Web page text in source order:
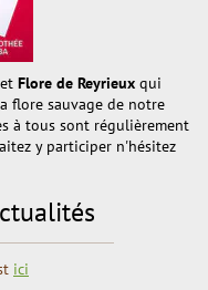
Flore de Reyrieux qui
flore sauvage de notre
à tous sont régulièrement
y participer n'hésitez
ici